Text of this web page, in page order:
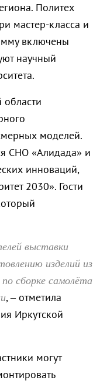
Политех
мастер-класса и
включены
научный
области
моделей.
СНО «Алидада» и
инноваций,
2030». Гости
выставки
изделий из
сборке самолёта
, – отметила
Иркутской
могут